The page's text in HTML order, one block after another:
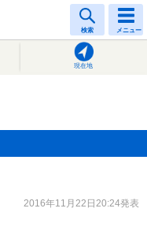
検索 メニュー
現在地
2016年11月22日20:24発表